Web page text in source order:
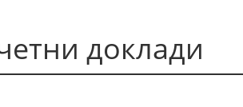
доклади